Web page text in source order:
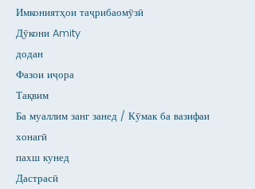
Имкониятҳои таҷрибаомӯзӣ
Дӯкони Amity
додан
Фазои иҷора
Тақвим
Ба муаллим занг занед / Кӯмак ба вазифаи
хонагӣ
пахш кунед
Дастрасӣ